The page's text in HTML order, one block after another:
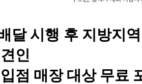
달 시행 후 지방지
인
점 매장 대상 무료